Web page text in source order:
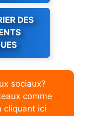
DES
sociaux?
comme
cliquant ici